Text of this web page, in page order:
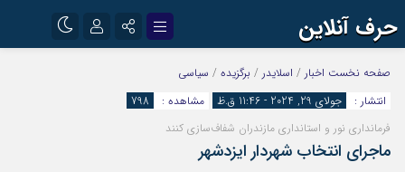
حرف آنلاین
اینستاگرام
آپارات
رمز عبور
صفحه نخست اخبار / اسلایدر / برگزیده / سیاسی
انتشار :
جولای 29, 2024 - 11:46 ق.ظ مشاهده :
798
فرمانداری نور و استانداری مازندران شفاف‌سازی کنند
ماجرای انتخاب شهردار ایزدشهر